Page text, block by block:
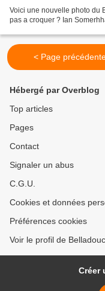
Voici une nouvelle photo du
pas a croquer ? Ian
< Page
Hébergé par Overblog
Top articles
Pages
Contact
Signaler un abus
C.G.U.
Cookies et données
Préférences cookies
Voir le profil de
Créer